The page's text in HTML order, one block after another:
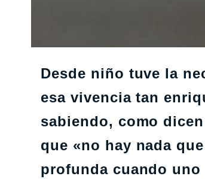
Desde niño tuve la
esa vivencia tan
sabiendo, como
que «no hay nada
profunda cuando